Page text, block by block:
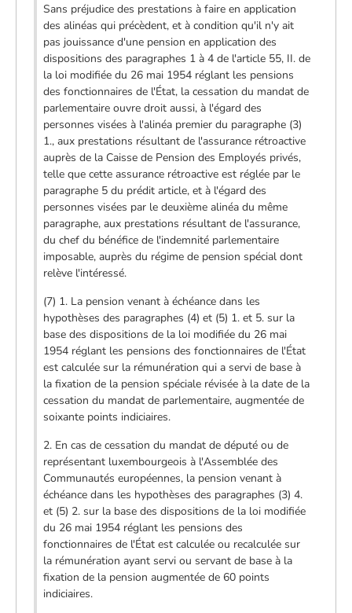
Sans préjudice des prestations à faire en application
des alinéas qui précèdent, et à condition qu'il n'y ait
pas jouissance d'une pension en application des
dispositions des paragraphes 1 à 4 de l'article 55, II. de
la loi modifiée du 26 mai 1954 réglant les pensions
des fonctionnaires de l'État, la cessation du mandat de
parlementaire ouvre droit aussi, à l'égard des
personnes visées à l'alinéa premier du paragraphe (3)
1., aux prestations résultant de l'assurance rétroactive
auprès de la Caisse de Pension des Employés privés,
telle que cette assurance rétroactive est réglée par le
paragraphe 5 du prédit article, et à l'égard des
personnes visées par le deuxième alinéa du même
paragraphe, aux prestations résultant de l'assurance,
du chef du bénéfice de l'indemnité parlementaire
imposable, auprès du régime de pension spécial dont
relève l'intéressé.
(7) 1. La pension venant à échéance dans les
hypothèses des paragraphes (4) et (5) 1. et 5. sur la
base des dispositions de la loi modifiée du 26 mai
1954 réglant les pensions des fonctionnaires de l'État
est calculée sur la rémunération qui a servi de base à
la fixation de la pension spéciale révisée à la date de la
cessation du mandat de parlementaire, augmentée de
soixante points indiciaires.
2. En cas de cessation du mandat de député ou de
représentant luxembourgeois à l'Assemblée des
Communautés européennes, la pension venant à
échéance dans les hypothèses des paragraphes (3) 4.
et (5) 2. sur la base des dispositions de la loi modifiée
du 26 mai 1954 réglant les pensions des
fonctionnaires de l'État est calculée ou recalculée sur
la rémunération ayant servi ou servant de base à la
fixation de la pension augmentée de 60 points
indiciaires.